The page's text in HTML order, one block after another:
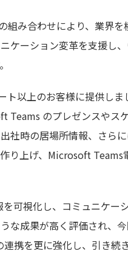
組み合わせにより、業界
ケーション変革を支援し
ト以上のお客様に提供しま
Teams のプレゼンスやス
社時の居場所情報、さら
り上げ、Microsoft
可視化し、コミュニケ
成果が高く評価され、今
携を更に強化し、引き